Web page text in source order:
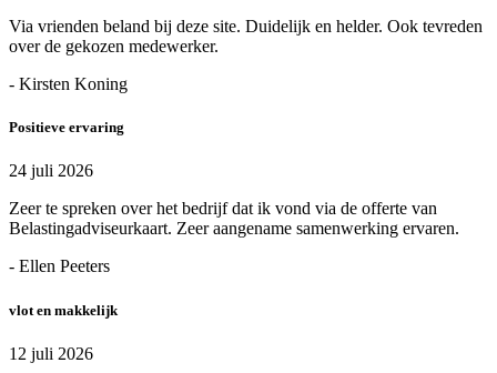
Via vrienden beland bij deze site. Duidelijk en helder. Ook tevreden
over de gekozen medewerker.
- Kirsten Koning
Positieve ervaring
24 juli 2026
Zeer te spreken over het bedrijf dat ik vond via de offerte van
Belastingadviseurkaart. Zeer aangename samenwerking ervaren.
- Ellen Peeters
vlot en makkelijk
12 juli 2026